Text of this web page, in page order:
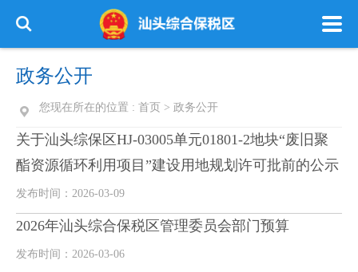
政务公开
您现在所在的位置 : 首页 > 政务公开
关于汕头综保区HJ-03005单元01801-2地块“废旧聚
酯资源循环利用项目”建设用地规划许可批前的公示
发布时间：2026-03-09
2026年汕头综合保税区管理委员会部门预算
发布时间：2026-03-06